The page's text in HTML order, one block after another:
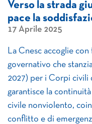
Verso la strada
pace la
17 Aprile 2025
La Cnesc accoglie
governativo che
2027) per i Corpi civili
garantisce la
civile nonviolento,
conflitto e di